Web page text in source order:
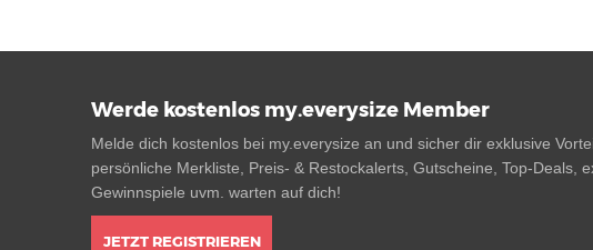
Werde kostenlos my.everysize Member
Melde dich kostenlos bei my.everysize an und sicher dir exklusive
persönliche Merkliste, Preis- & Restockalerts, Gutscheine, Top-Deals,
Gewinnspiele uvm. warten auf dich!
JETZT REGISTRIEREN